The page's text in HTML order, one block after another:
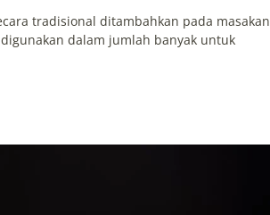
tradisional ditambahkan pada masakan
dalam jumlah banyak untuk